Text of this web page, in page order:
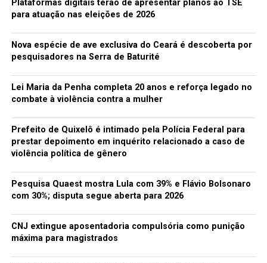
financeira das instituições de ofertar essa modalidade,
para atenuar essa queda de demanda por parte dos
jovens pelo ensino superior”, conclui.
O POVO procurou outras universidades para falar sobre
o assunto. Tanto a Universidade de Fortaleza (Unifor)
não iriam se pronunciar. O Centro Universitário 7 de
Setembro não enviou respostas até a publicação desta
matéria.
NÚMEROS
Foi o aumento de matrículas em ensino a distância no
Plataformas digitais terão de apresentar planos ao TSE
para atuação nas eleições de 2026
Nova espécie de ave exclusiva do Ceará é descoberta por
pesquisadores na Serra de Baturité
Lei Maria da Penha completa 20 anos e reforça legado no
combate à violência contra a mulher
Prefeito de Quixelô é intimado pela Polícia Federal para
prestar depoimento em inquérito relacionado a caso de
violência política de gênero
Pesquisa Quaest mostra Lula com 39% e Flávio Bolsonaro
com 30%; disputa segue aberta para 2026
CNJ extingue aposentadoria compulsória como punição
máxima para magistrados